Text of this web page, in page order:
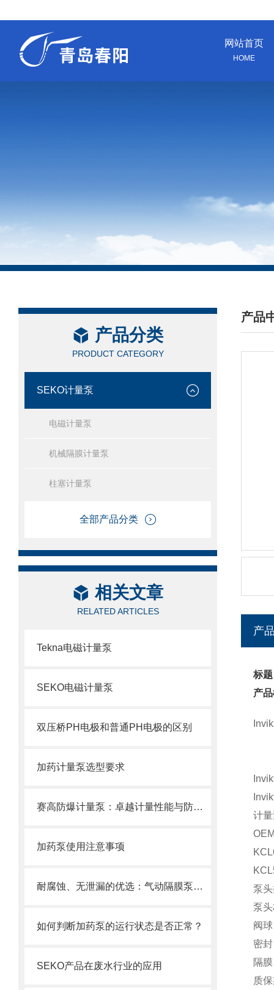
网站首页
HOME
产品分类
PRODUCT CATEGORY
SEKO计量泵
电磁计量泵
机械隔膜计量泵
柱塞计量泵
全部产品分类
相关文章
RELATED ARTICLES
Tekna电磁计量泵
SEKO电磁计量泵
双压桥PH电极和普通PH电极的区别
加药计量泵选型要求
赛高防爆计量泵：卓越计量性能与防爆设计的结合
加药泵使用注意事项
耐腐蚀、无泄漏的优选：气动隔膜泵在化工领域的稳定传输解决方案
如何判断加药泵的运行状态是否正常？
SEKO产品在废水行业的应用
产品
/
产
标
产
计
泵
泵
阀
密
隔
质